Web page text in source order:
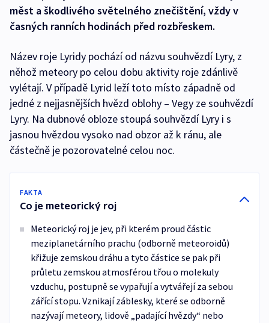
měst a škodlivého světelného znečištění, vždy v
časných ranních hodinách před rozbřeskem.
Název roje Lyridy pochází od názvu souhvězdí Lyry, z
něhož meteory po celou dobu aktivity roje zdánlivě
vylétají. V případě Lyrid leží toto místo západně od
jedné z nejjasnějších hvězd oblohy – Vegy ze souhvězdí
Lyry. Na dubnové obloze stoupá souhvězdí Lyry i s
jasnou hvězdou vysoko nad obzor až k ránu, ale
částečně je pozorovatelné celou noc.
FAKTA
Co je meteorický roj
Meteorický roj je jev, při kterém proud částic
meziplanetárního prachu (odborně meteoroidů)
křižuje zemskou dráhu a tyto částice se pak při
průletu zemskou atmosférou třou o molekuly
vzduchu, postupně se vypařují a vytvářejí za sebou
zářící stopu. Vznikají záblesky, které se odborně
nazývají meteory, lidově „padající hvězdy“ nebo